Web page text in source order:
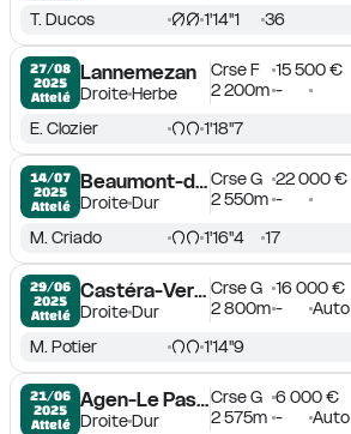
T. Ducos 1'14''1 36
27/08
2025
Attelé
Lannemezan
DroiteHerbe
Crse F
15 500 €
2 200m -
E. Clozier 1'18''7
14/07
2025
Attelé
Beaumont-de-Lomagne
DroiteDur
Crse G
22 000 €
2 550m -
M. Criado 1'16''4 17
29/06
2025
Attelé
Castéra-Verduzan
DroiteDur
Crse G
16 000 €
2 800m - Auto
M. Potier 1'14''9
21/06
2025
Attelé
Agen-Le Passage
DroiteDur
Crse G
6 000 €
2 575m - Auto